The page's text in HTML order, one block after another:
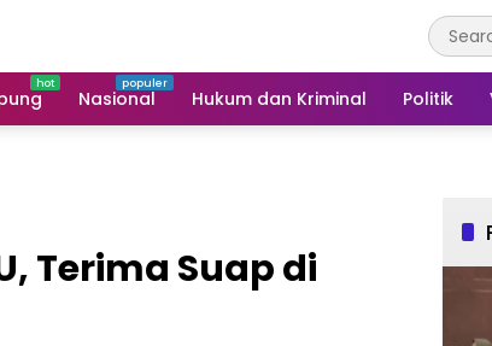
Nasional Hukum dan Kriminal Politik
Terima Suap di